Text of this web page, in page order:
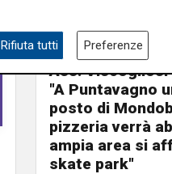
Le novità
Ass. Viscogliosi
"A Puntavagno
posto di
pizzeria verrà
ampia area si
skate park"
Rifiuta tutti Preferenze